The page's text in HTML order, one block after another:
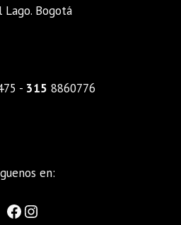
Lago. Bogotá
- 315 8860776
en: